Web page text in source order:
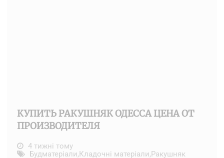
КУПИТЬ РАКУШНЯК ОДЕССА ЦЕНА ОТ
ПРОИЗВОДИТЕЛЯ
4 тижні тому
Будматеріали,Кладочні матеріали,Ракушняк